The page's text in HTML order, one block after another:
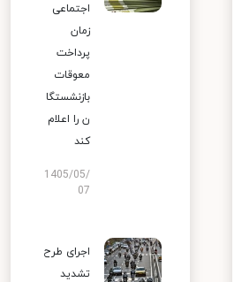
اجتماعی
زمان
پرداخت
معوقات
بازنشستگا
ن را اعلام
کند
1405/05/
07
اجرای طرح
تشدید